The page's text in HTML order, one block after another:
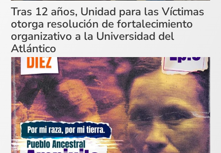
Tras 12 años, Unidad para las Víctimas
otorga resolución de fortalecimiento
organizativo a la Universidad del
Atlántico